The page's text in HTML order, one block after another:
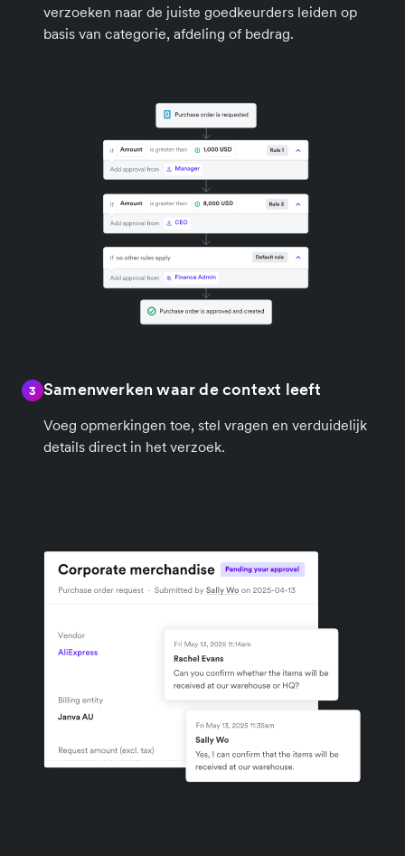
verzoeken naar de juiste goedkeurders leiden op
basis van categorie, afdeling of bedrag.
3 Samenwerken waar de context leeft
Voeg opmerkingen toe, stel vragen en verduidelijk
details direct in het verzoek.